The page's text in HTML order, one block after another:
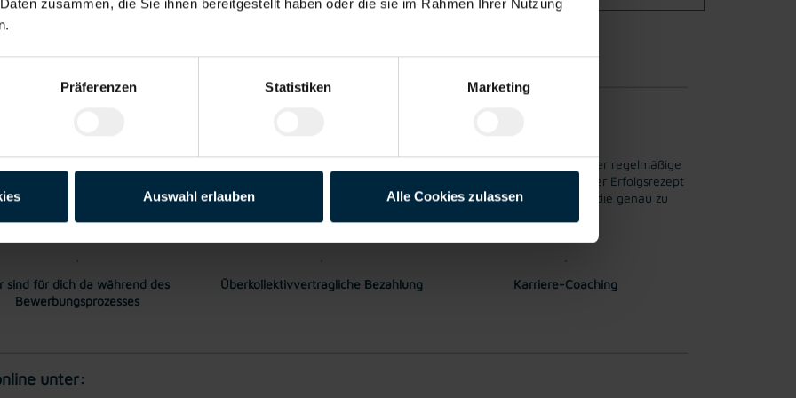
zusammen, die Sie ihnen bereitgestellt haben oder die sie im Rahmen Ihrer Nutzung
Präferenzen Statistiken Marketing
Auswahl erlauben Alle Cookies zulassen
Stunde. Überzahlung auf Grund von Qualifikation und Berufserfahrung möglich.
Spezialist*innen in der Metallbranche wissen wir genau, was unseren Mitarbeiter*innen wichtig ist. Der regelmäßige
stehen bei uns im Vordergrund. Dieses wertschätzende Miteinander ist seit mehr als 25 Jahren unser Erfolgsrezept
Kandidat*innen nicht nur irgendwelche neuen Jobs, sondern neue berufliche Perspektiven finden, die genau zu
sind für dich da während des
Bewerbungsprozesses
Überkollektivvertragliche Bezahlung Karriere-Coaching
unter: